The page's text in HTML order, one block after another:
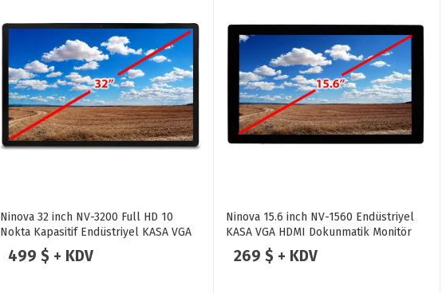
Ninova 32 inch NV-3200 Full HD 10
Nokta Kapasitif Endüstriyel KASA VGA
HDMI Dokunmatik Monitör
499 $ + KDV
Ninova 15.6 inch NV-1560 Endüstriyel
KASA VGA HDMI Dokunmatik Monitör
269 $ + KDV